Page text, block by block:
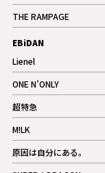
記事
THE RAMPAGE
記事
ギャラリー
EBiDAN
Lienel
記事
ONE N’ONLY
記事
超特急
記事
M!LK
記事
原因は自分にある。
記事